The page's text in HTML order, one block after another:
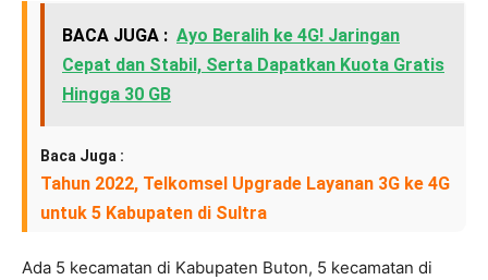
BACA JUGA : Ayo Beralih ke 4G! Jaringan
Cepat dan Stabil, Serta Dapatkan Kuota Gratis
Hingga 30 GB
Baca Juga :
Tahun 2022, Telkomsel Upgrade Layanan 3G ke 4G
untuk 5 Kabupaten di Sultra
Ada 5 kecamatan di Kabupaten Buton, 5 kecamatan di